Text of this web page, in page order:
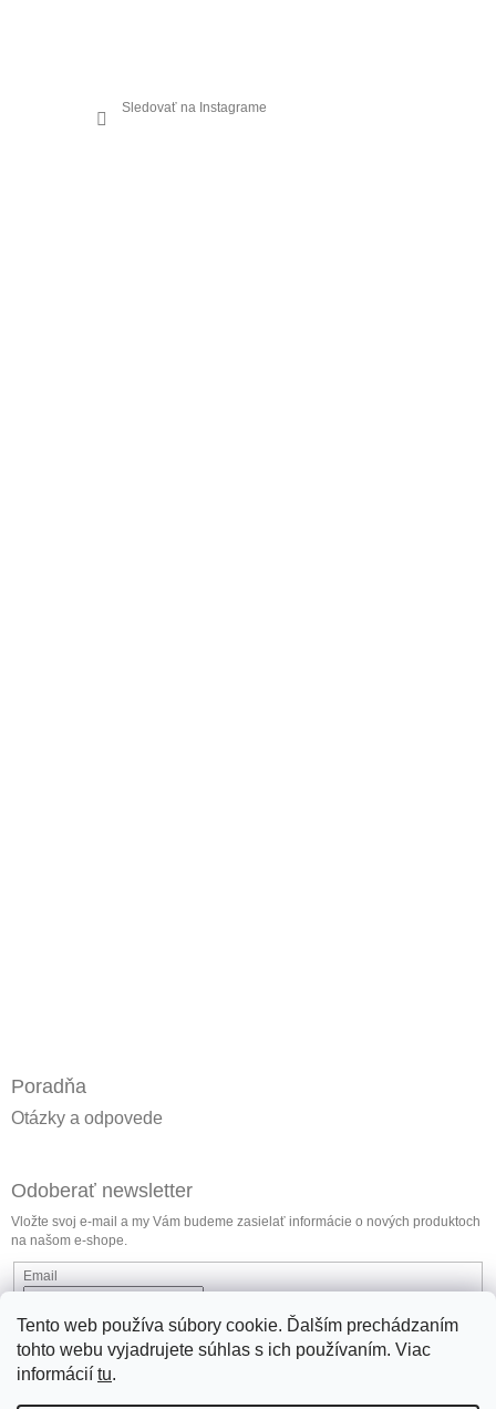
Tento web používa súbory cookie. Ďalším prechádzaním
tohto webu vyjadrujete súhlas s ich používaním. Viac
informácií tu.
Sledovať na Instagrame
Poradňa
Otázky a odpovede
Odoberať newsletter
Vložte svoj e-mail a my Vám budeme zasielať informácie o nových produktoch
na našom e-shope.
Email
Vložením e-mailu súhlasíte spodmienkami ochrany osobných údajov
Prihlásiť sa